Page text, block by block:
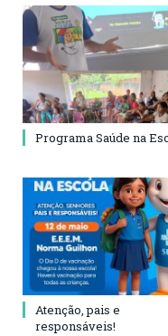
Programa Saúde na
Atenção, pais e
responsáveis!